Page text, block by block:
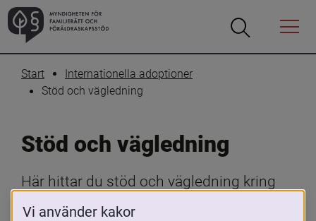
Öppna
Öppna
Menyn
Start
Internationella adoptioner
Stöd och vägledning
Stöd och vägledning
Här hittar du stöd och vägledning kring
internationella adoptioner. Oavsett om du
Vi använder kakor